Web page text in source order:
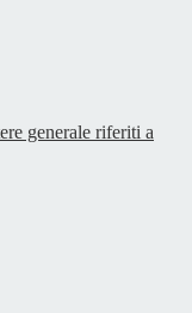
generale riferiti a